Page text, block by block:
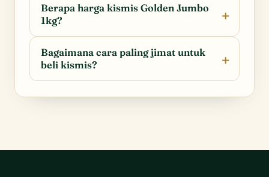
Berapa harga kismis Golden Jumbo
1kg?
Bagaimana cara paling jimat untuk
beli kismis?